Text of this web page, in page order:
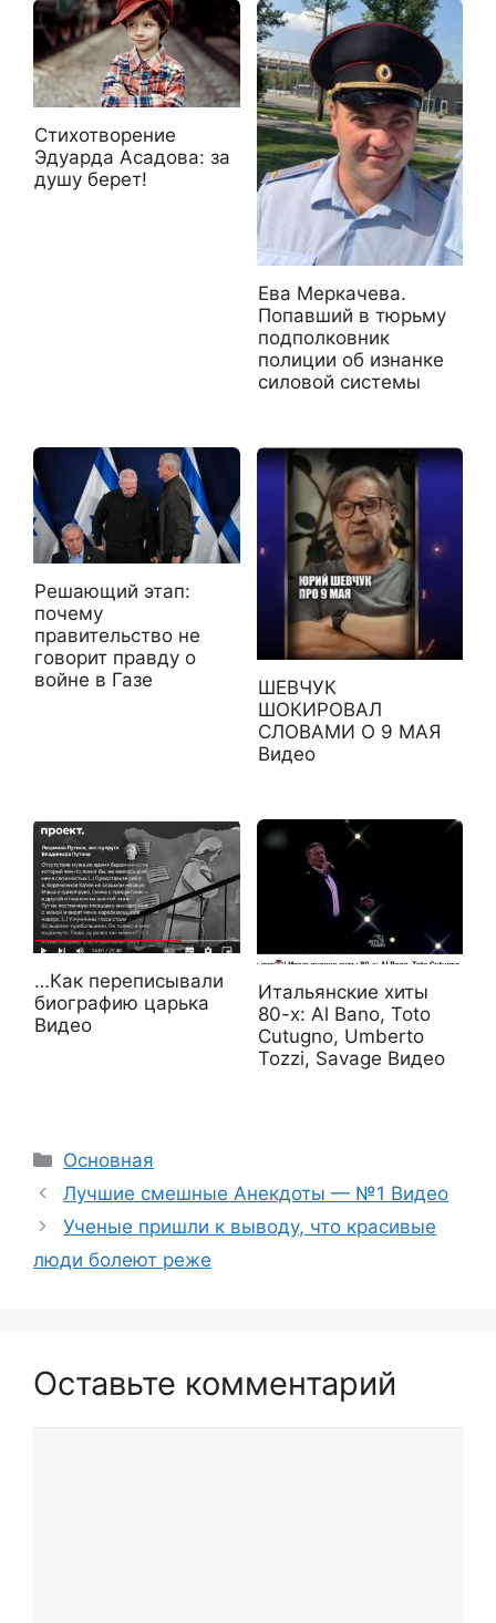
Стихотворение
Эдуарда Асадова: за
душу берет!
Ева Меркачева.
Попавший в тюрьму
подполковник
полиции об изнанке
силовой системы
Решающий этап:
почему
правительство не
говорит правду о
войне в Газе
ШЕВЧУК
ШОКИРОВАЛ
СЛОВАМИ О 9 МАЯ
Видео
…Как переписывали
биографию царька
Видео
Итальянские хиты
80-х: Al Bano, Toto
Cutugno, Umberto
Tozzi, Savage Видео
Рубрики
Основная
Лучшие смешные Анекдоты — №1 Видео
Ученые пришли к выводу, что красивые
люди болеют реже
Оставьте комментарий